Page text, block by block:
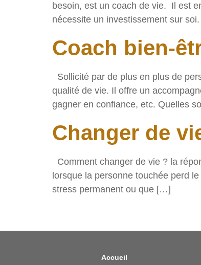
besoin, est un coach de vie. Il est
nécessite un investissement sur
Coach bien-
Sollicité par de plus en plus de
qualité de vie. Il offre un
gagner en confiance, etc. Quelles
Changer de
Comment changer de vie ? la
lorsque la personne touchée perd
stress permanent ou que […]
Accueil